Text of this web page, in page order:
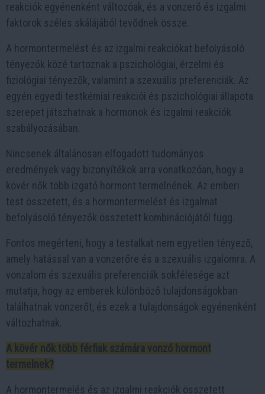
reakciók egyénenként változóak, és a vonzerő és izgalmi
faktorok széles skálájából tevődnek össze.
A hormontermelést és az izgalmi reakciókat befolyásoló
tényezők közé tartoznak a pszichológiai, érzelmi és
fiziológiai tényezők, valamint a szexuális preferenciák. Az
egyén egyedi testkémiai reakciói és pszichológiai állapota
szerepet játszhatnak a hormonok és izgalmi reakciók
szabályozásában.
Nincsenek általánosan elfogadott tudományos
eredmények vagy bizonyítékok arra vonatkozóan, hogy a
kövér nők több izgató hormont termelnének. Az emberi
test összetett, és a hormontermelést és izgalmat
befolyásoló tényezők összetett kombinációjától függ.
Fontos megérteni, hogy a testalkat nem egyetlen tényező,
amely hatással van a vonzerőre és a szexuális izgalomra. A
vonzalom és szexuális preferenciák sokfélesége azt
mutatja, hogy az emberek különböző tulajdonságokban
találhatnak vonzerőt, és ezek a tulajdonságok egyénenként
változhatnak.
A kövér nők több férfiak számára vonzó hormont
termelnek?
A hormontermelés és az izgalmi reakciók összetett